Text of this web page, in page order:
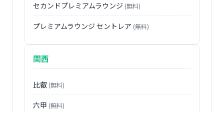
セカンドプレミアムラウンジ (無料)
プレミアムラウンジ セントレア (無料)
関西
比叡 (無料)
六甲 (無料)